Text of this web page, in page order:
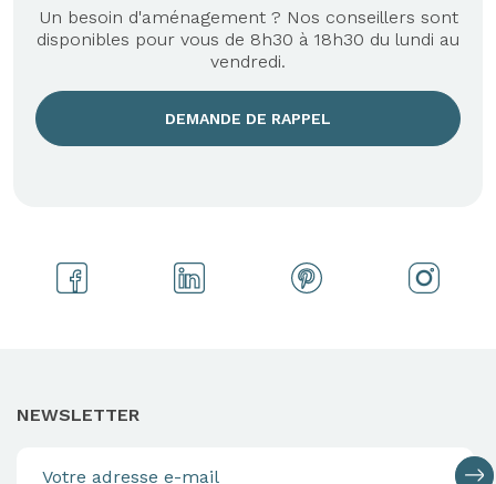
Un besoin d'aménagement ? Nos conseillers sont
disponibles pour vous de 8h30 à 18h30 du lundi au
vendredi.
DEMANDE DE RAPPEL
NEWSLETTER